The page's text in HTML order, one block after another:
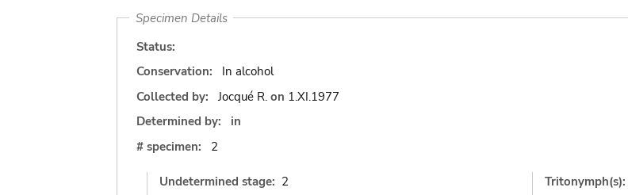
Specimen Details
Status:
Conservation:
In alcohol
Collected by:
Jocqué R. on 1.XI.1977
Determined by:
in
# specimen:
2
Undetermined stage: 2
Tritonymph(s):